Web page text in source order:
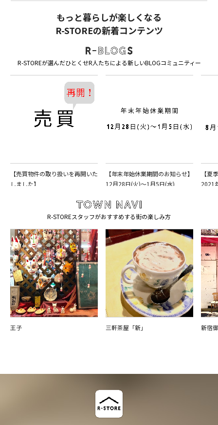
もっと暮らしが楽しくなる
R-STOREの新着コンテンツ
R-STOREが選んだひとくせR人たちによる新しいBLOGコミュニティー
【売買物件の取り扱いを再開いた
しました】
【年末年始休業期間のお知らせ】
12月28日(火)〜1月5日(水)
【夏
2021
R-STOREスタッフがおすすめする街の楽しみ方
王子 三軒茶屋「新」 新宿